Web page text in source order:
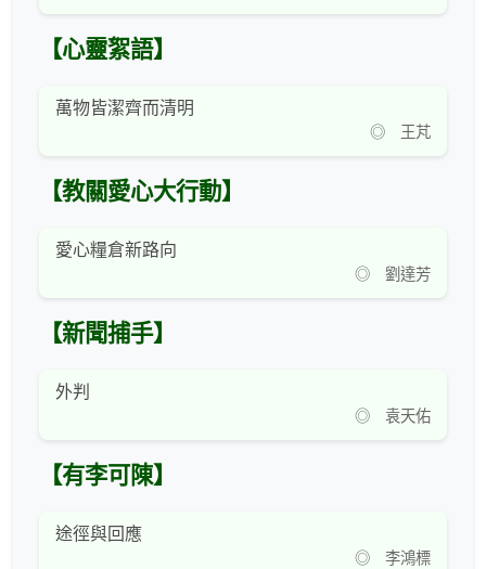
【心靈絮語】
萬物皆潔齊而清明
◎ 王芃
【教關愛心大行動】
愛心糧倉新路向
◎ 劉達芳
【新聞捕手】
外判
◎ 袁天佑
【有李可陳】
途徑與回應
◎ 李鴻標